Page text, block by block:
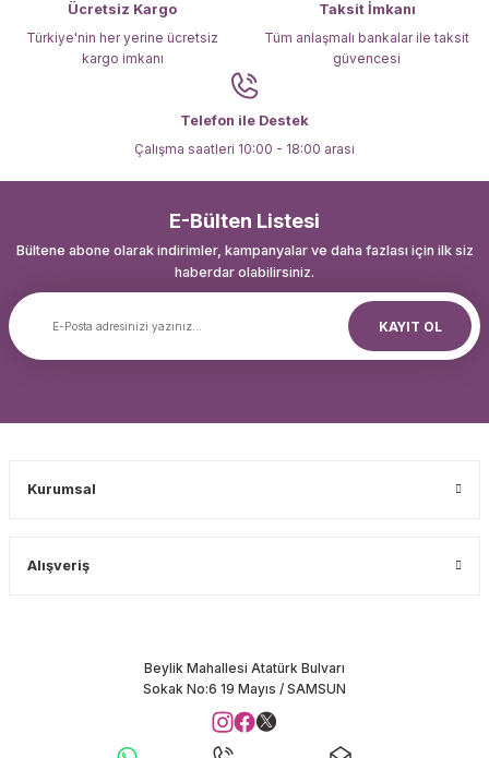
Ücretsiz Kargo
Türkiye'nin her yerine ücretsiz
kargo imkanı
Taksit İmkanı
Tüm anlaşmalı bankalar ile taksit
güvencesi
Telefon ile Destek
Çalışma saatleri 10:00 - 18:00 arası
E-Bülten Listesi
Bültene abone olarak indirimler, kampanyalar ve daha fazlası için ilk siz
haberdar olabilirsiniz.
KAYIT OL
Kurumsal
Alışveriş
Beylik Mahallesi Atatürk Bulvarı
Sokak No:6 19 Mayıs / SAMSUN